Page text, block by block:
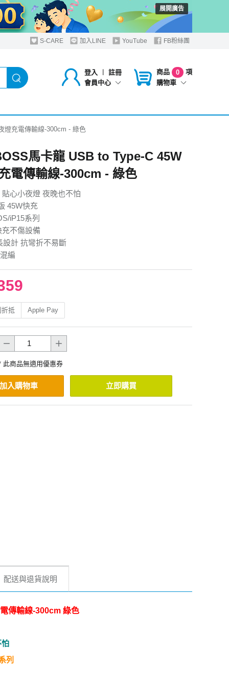
展開廣告
S-CARE 加入LINE YouTube FB粉絲團
登入 ︱
註冊
會員中心
商品 0
項
購物車
燈充電傳輸線-300cm - 綠色
馬卡龍 USB to Type-C 45W
電傳輸線-300cm - 綠色
心小夜燈 夜晚也不怕
45W快充
iP15系列
不傷設備
設計 抗彎折不易斷
編
抵 Apple Pay
此商品無適用優惠券
加入購物車 立即購買
配送與退貨說明
傳輸線-300cm 綠色
列